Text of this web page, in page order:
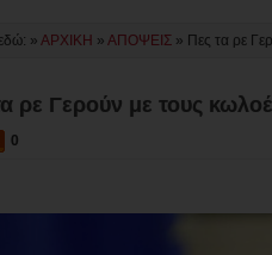
» ΑΡΧΙΚΗ » ΑΠΟΨΕΙΣ » Πες τα ρε
ρε Γερούν με τους
0